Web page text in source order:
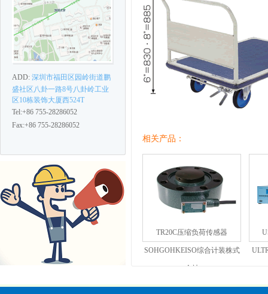
ADD: 深圳市福田区园岭街道鹏
盛社区八卦一路8号八卦岭工业
区10栋装饰大厦西524T
Tel:+86 755-28286052
Fax:+86 755-28286052
相关产品：
TR20C压缩负荷传感器
SOHGOHKEISO综合计装株式
会社